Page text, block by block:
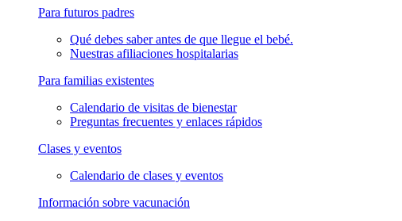
Para futuros padres
Qué debes saber antes de que llegue el bebé.
Nuestras afiliaciones hospitalarias
Para familias existentes
Calendario de visitas de bienestar
Preguntas frecuentes y enlaces rápidos
Clases y eventos
Calendario de clases y eventos
Información sobre vacunación